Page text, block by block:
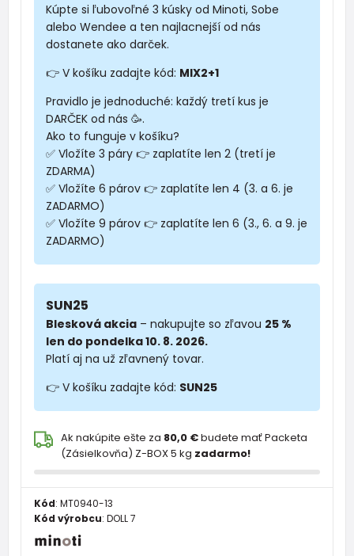
Kúpte si ľubovoľné 3 kúsky od Minoti, Sobe
alebo Wendee a ten najlacnejší od nás
dostanete ako darček.
👉 V košíku zadajte kód: MIX2+1
Pravidlo je jednoduché: každý tretí kus je
DARČEK od nás 🥳.
Ako to funguje v košíku?
✅ Vložíte 3 páry 👉 zaplatíte len 2 (tretí je
ZDARMA)
✅ Vložíte 6 párov 👉 zaplatíte len 4 (3. a 6. je
ZADARMO)
✅ Vložíte 9 párov 👉 zaplatíte len 6 (3., 6. a 9. je
ZADARMO)
SUN25
Blesková akcia – nakupujte so zľavou 25 %
len do pondelka 10. 8. 2026.
Platí aj na už zľavnený tovar.
👉 V košíku zadajte kód: SUN25
Ak nakúpite ešte za 80,0 €budete mať Packeta
(Zásielkovňa) Z-BOX 5 kg zadarmo!
Kód: MT0940-13
Kód výrobcu: DOLL 7